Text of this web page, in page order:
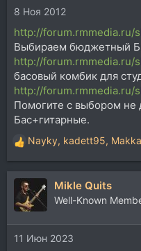
8 Ноя 2012
http://forum.rmmedia.ru/
Выбираем бюджетный
http://forum.rmmedia.ru/
басовый комбик для
http://forum.rmmedia.ru/
Помогите с выбором не
Бас+гитарные.
Р
е
а
и
и
:
Nayky, kadett95, Makka
Mikle Quits
Well-Known
11 Июн 2023